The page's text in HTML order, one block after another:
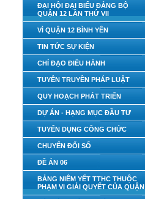
ĐẠI HỘI ĐẠI BIỂU ĐẢNG BỘ
QUẬN 12 LẦN THỨ VII
VÌ QUẬN 12 BÌNH YÊN
TIN TỨC SỰ KIỆN
CHỈ ĐẠO ĐIỀU HÀNH
TUYÊN TRUYỀN PHÁP LUẬT
QUY HOẠCH PHÁT TRIỂN
DỰ ÁN - HẠNG MỤC ĐẦU TƯ
TUYỂN DỤNG CÔNG CHỨC
CHUYỂN ĐỔI SỐ
ĐỀ ÁN 06
BẢNG NIÊM YẾT TTHC THUỘC
PHẠM VI GIẢI QUYẾT CỦA QUẬN